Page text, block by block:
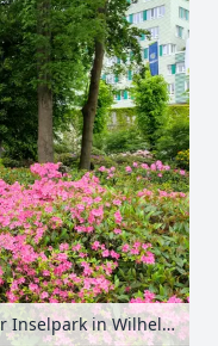
Rhododendren im Wilhelmsburger Inselpark in Wilhelmsburg, Hamburg, Deutschland